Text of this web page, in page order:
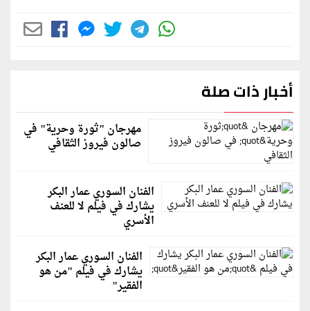
أخبار ذات صلة
مهرجان "ثورة وحرية" في
صالون فيروز الثقافي
الفنان السوري عمار البكر
يشارك في فيلم لا للعنف
الأسري
الفنان السوري عمار البكر
يشارك في فيلم "من هو
الفقير"